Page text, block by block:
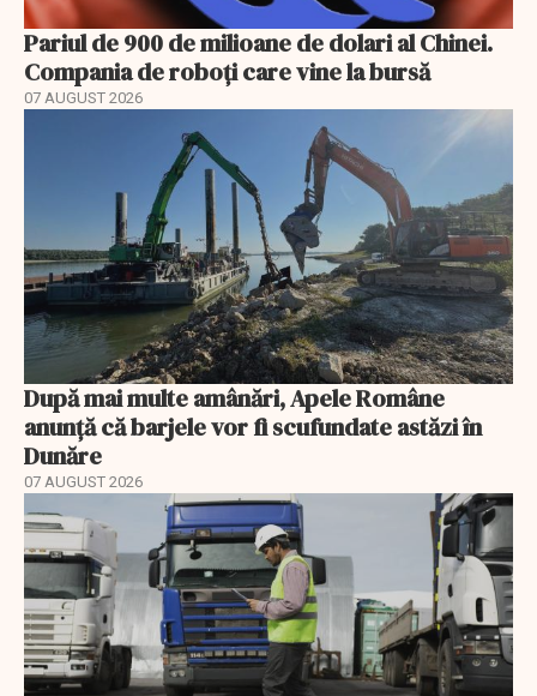
Pariul de 900 de milioane de dolari al Chinei.
Compania de roboți care vine la bursă
07 AUGUST 2026
După mai multe amânări, Apele Române
anunță că barjele vor fi scufundate astăzi în
Dunăre
07 AUGUST 2026